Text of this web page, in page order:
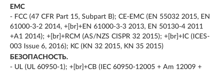
EMC
- FCC (47 CFR Part 15, Subpart B); CE-EMC (EN 55032 2015, EN
61000-3-2 2014, +[br]+EN 61000-3-3 2013, EN 50130-4 2011
+A1 2014); +[br]+RCM (AS/NZS CISPR 32 2015); +[br]+IC (ICES-
003 Issue 6, 2016); KC (KN 32 2015, KN 35 2015)
БЕЗОПАСНОСТЬ.
- UL (UL 60950-1); +[br]+CB (IEC 60950-12005 + Am 12009 +